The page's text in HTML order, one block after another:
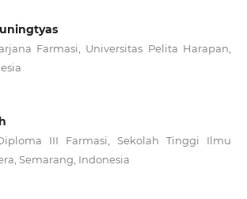
Farmasi, Universitas Pelita Harapan,
III Farmasi, Sekolah Tinggi Ilmu
Semarang, Indonesia